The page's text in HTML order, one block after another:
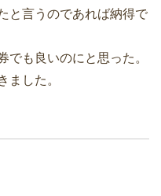
と言うのであれば納得で
でも良いのにと思った。
ました。